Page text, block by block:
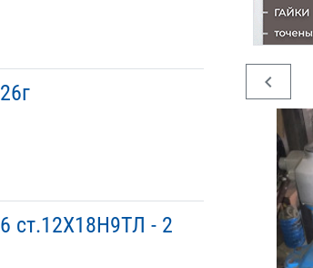
ст.12Х18Н9ТЛ - 2
chevron_left